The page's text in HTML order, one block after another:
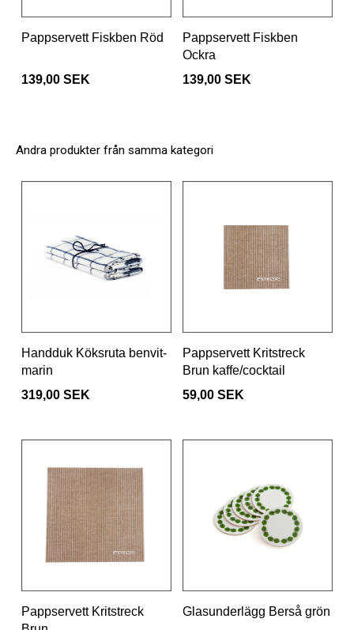
Pappservett Fiskben Röd
139,00 SEK
Pappservett Fiskben
Ockra
139,00 SEK
Andra produkter från samma kategori
Handduk Köksruta benvit-
marin
319,00 SEK
Pappservett Kritstreck
Brun kaffe/cocktail
59,00 SEK
Pappservett Kritstreck
Glasunderlägg Berså grön